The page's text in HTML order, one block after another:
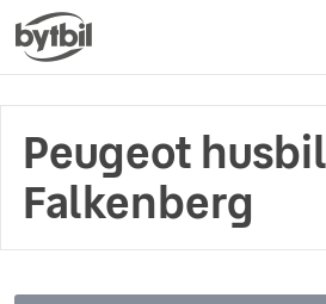
Peugeot
Falkenberg